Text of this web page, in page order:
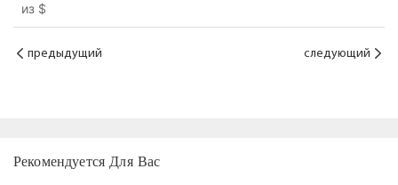
пакеты.
из $
предыдущий следующий
Рекомендуется Для Вас